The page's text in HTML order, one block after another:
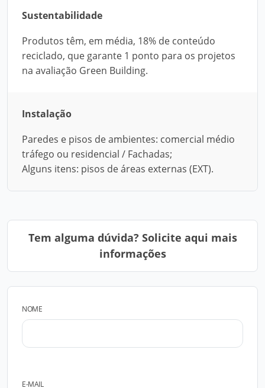
Sustentabilidade
Produtos têm, em média, 18% de conteúdo
reciclado, que garante 1 ponto para os projetos
na avaliação Green Building.
Instalação
Paredes e pisos de ambientes: comercial médio
tráfego ou residencial / Fachadas;
Alguns itens: pisos de áreas externas (EXT).
Tem alguma dúvida? Solicite aqui mais
informações
NOME
E-MAIL